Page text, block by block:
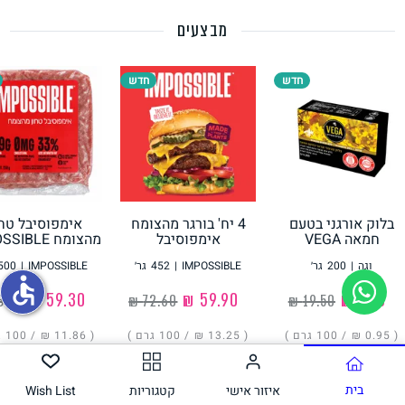
גבינות טבעוניות
מבצעים
חדש
בלוק אורגני בטעם
חמאה VEGA
200 גר׳ | וגה
‏19.50 ₪ ‏1.90 ₪
( ‏0.95 ₪ / 100 גרם )
חדש
4 יח' בורגר מהצומח
אימפוסיבל
452 גר׳ | IMPOSSIBLE
‏72.60 ₪
( ‏13.25 ₪ / 100 גרם )
אימפוסיבל
מהצומח IMPOSSIBLE
| IMPOSSIBLE
‏68.00 ₪
( ‏11.86 ₪ / 100 גרם
הוסיפו בית איזור אישי קטגוריות Wish List
accessible